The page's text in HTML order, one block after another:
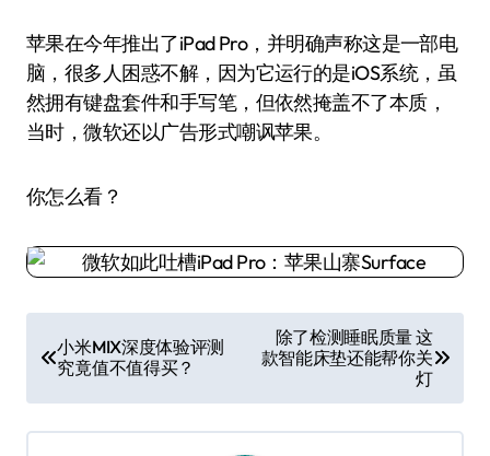
苹果在今年推出了iPad Pro，并明确声称这是一部电
脑，很多人困惑不解，因为它运行的是iOS系统，虽
然拥有键盘套件和手写笔，但依然掩盖不了本质，
当时，微软还以广告形式嘲讽苹果。
你怎么看？
章
导
航
小米MIX深度体验评测
究竟值不值得买？
除了检测睡眠质量 这
款智能床垫还能帮你关
灯